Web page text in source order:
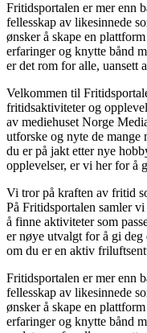
Fritidsportalen er mer enn
fellesskap av likesinnede
ønsker å skape en
erfaringer og knytte bånd
er det rom for alle, uansett
Velkommen til
fritidsaktiviteter og
av mediehuset Norge
utforske og nyte de
du er på jakt etter nye
opplevelser, er vi her for å
Vi tror på kraften av fritid
På Fritidsportalen samler
å finne aktiviteter som
er nøye utvalgt for å gi deg
om du er en aktiv
Fritidsportalen er mer enn
fellesskap av likesinnede
ønsker å skape en
erfaringer og knytte bånd